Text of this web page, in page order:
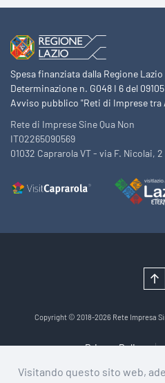
Spesa finanziata dalla Regione Lazio
Determinazione n. G048 I 6 del
Avviso pubblico "Reti di Imprese
Rete di Imprese Sine Qua Non
IT02265090569
01032 Caprarola VT - via F. Nicolai, 2
Copyright © 2018-2026 Rete Impresa
Privacy Policy
Visitando questo sito web,